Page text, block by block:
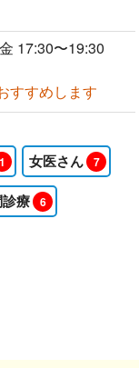
17:30〜19:30
すすめします
1 女医さん 7
療 6